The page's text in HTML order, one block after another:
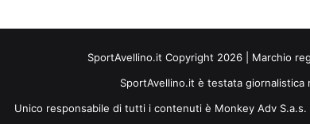
SportAvellino.it Copyright 2026 | Marchio
SportAvellino.it è testata giornalistica
Unico responsabile di tutti i contenuti è Monkey Adv